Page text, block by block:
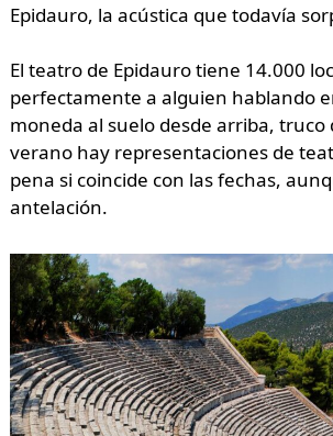
Epidauro, la acústica que todavía
El teatro de Epidauro tiene 14.000
perfectamente a alguien hablando
moneda al suelo desde arriba,
verano hay representaciones de
pena si coincide con las fechas,
antelación.